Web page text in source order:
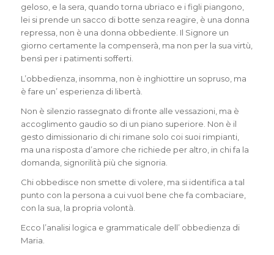
geloso, e la sera, quando torna ubriaco e i figli piangono,
lei si prende un sacco di botte senza reagire, è una donna
repressa, non è una donna obbediente. Il Signore un
giorno certamente la compenserà, ma non per la sua virtù,
bensì per i patimenti sofferti.
L’obbedienza, insomma, non è inghiottire un sopruso, ma
è fare un’ esperienza di libertà.
Non è silenzio rassegnato di fronte alle vessazioni, ma è
accoglimento gaudio so di un piano superiore. Non è il
gesto dimissionario di chi rimane solo coi suoi rimpianti,
ma una risposta d’amore che richiede per altro, in chi fa la
domanda, signorilità più che signoria.
Chi obbedisce non smette di volere, ma si identifica a tal
punto con la persona a cui vuoI bene che fa combaciare,
con la sua, la propria volontà.
Ecco l’analisi logica e grammaticale dell’ obbedienza di
Maria.